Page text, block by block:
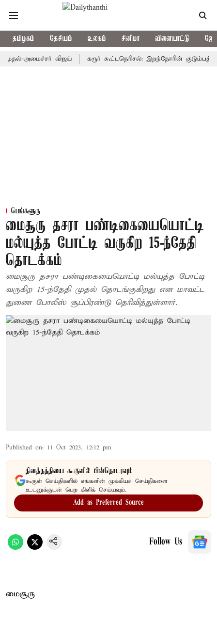
தமிழகம் தேசியம் உலகம் சினிமா விளையாட்டு
அமைச்சர் விஜய் கரூர் கூட்டநெரிசல்: இறந்தோரின்
பெங்களூரு
மைசூரு தசரா பண்டிகையையொட்டி
மல்யுத்த போட்டி வருகிற 15-ந்தேதி
தொடக்கம்
மைசூரு தசரா பண்டிகையையொட்டி மல்யுத்த போட்டி
வருகிற 15-ந்தேதி முதல் தொடங்குகிறது என மாவட்ட
துணை போலீஸ் சூப்பிரண்டு தெரிவித்துள்ளார்.
Published on: 11 Oct 2023, 12:12 pm
தினத்தந்தியை கூகுளில் பின்தொடரவும்
கூகுள் செய்திகளில் எங்களின் முக்கியச் செய்திகளை
உடனுக்குடன் பெற கிளிக் செய்யவும்.
Add as Preferred Source
Follow Us
மைசூரு